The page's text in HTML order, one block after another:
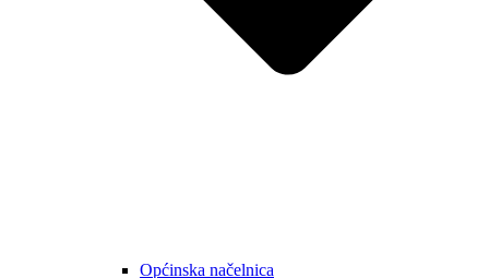
Općinska načelnica